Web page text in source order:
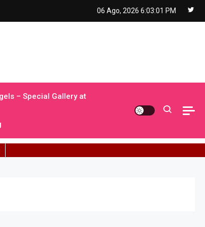
06 Ago, 2026 6:03:02 PM
– Special Gallery at